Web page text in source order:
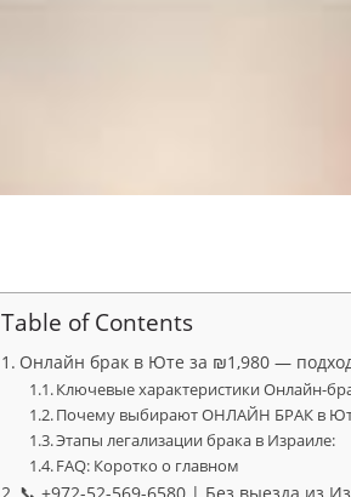
Table of Contents
Онлайн брак в Юте за ₪1,980 —
Ключевые характеристики Онлайн-
Почему выбирают ОНЛАЙН БРАК в
Этапы легализации брака в Израиле:
FAQ: Коротко о главном